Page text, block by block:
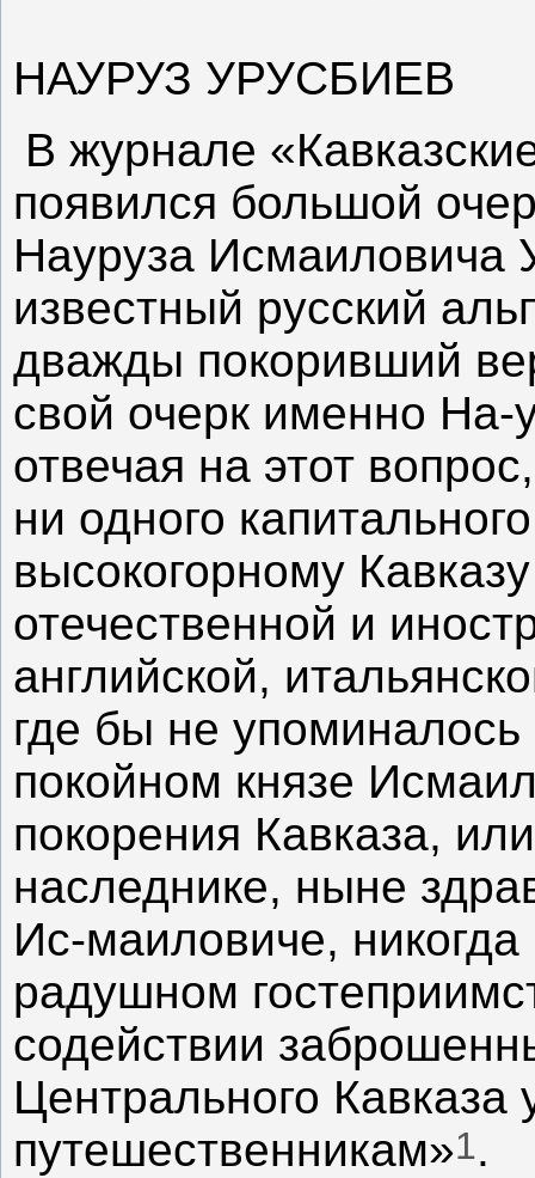
НАУРУЗ УРУСБИЕВ
В журнале
появился большой
Науруза Исмаиловича
известный русский
дважды покоривший
свой очерк именно На-
отвечая на этот
ни одного
высокогорному
отечественной и
английской,
где бы не
покойном князе
покорения Кавказа,
наследнике, ныне
Ис-маиловиче,
радушном
содействии
Центрального Кавказа
путешественникам»1.